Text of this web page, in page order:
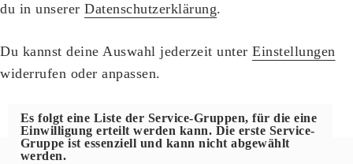
du in unserer Datenschutzerklärung.
Du kannst deine Auswahl jederzeit unter Einstellungen
widerrufen oder anpassen.
Es folgt eine Liste der Service-Gruppen, für die eine
Einwilligung erteilt werden kann. Die erste Service-
Gruppe ist essenziell und kann nicht abgewählt
werden.